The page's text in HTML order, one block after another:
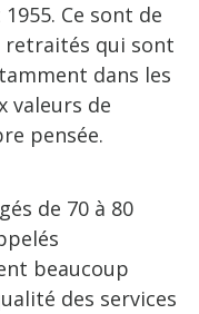
Ce sont de
retraités qui sont
dans les
valeurs de
pensée.
de 70 à 80
beaucoup
des services